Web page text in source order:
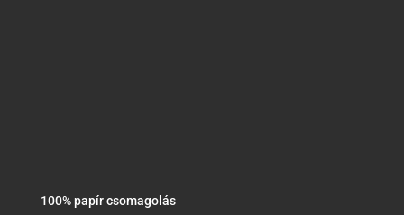
100% papír csomagolás